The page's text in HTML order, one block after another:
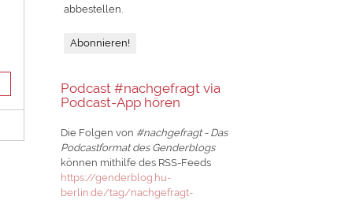
abbestellen.
Podcast #nachgefragt via
Podcast-App hören
Die Folgen von #nachgefragt - Das
Podcastformat des Genderblogs
können mithilfe des RSS-Feeds
https://genderblog.hu-
berlin.de/tag/nachgefragt-